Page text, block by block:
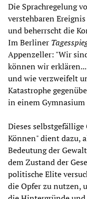
Die Sprachregelung
verstehbaren
und beherrscht die
Im Berliner
Appenzeller: "Wir
können wir
und wie verzweifelt
Katastrophe
in einem
Dieses
Können" dient dazu,
Bedeutung der
dem Zustand der
politische Elite
die Opfer zu nutzen,